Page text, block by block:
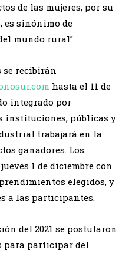
de las mujeres, por su
es sinónimo de
mundo rural”.
se recibirán
hasta el 11 de
integrado por
instituciones, públicas y
trabajará en la
ganadores. Los
1 de diciembre con
elegidos, y
a las participantes.
del 2021 se postularon
para participar del